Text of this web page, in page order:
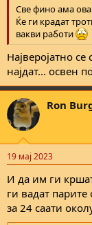
Све фино ама
Ќе ги крадат
вакви работи
Најверојатно
најдат... освен
Ron
19 мај 2023
И да им ги
ги вадат
за 24 саати